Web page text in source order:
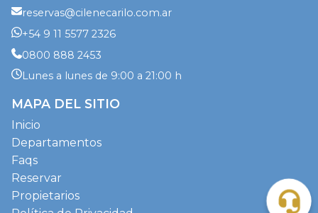
reservas@cilenecarilo.com.ar
+54 9 11 5577 2326
0800 888 2453
Lunes a lunes de 9:00 a 21:00 h
MAPA DEL SITIO
Inicio
Departamentos
Faqs
Reservar
Propietarios